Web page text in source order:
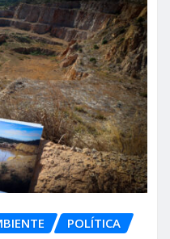
POLÍTICA